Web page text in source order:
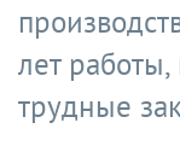
лет
трудные